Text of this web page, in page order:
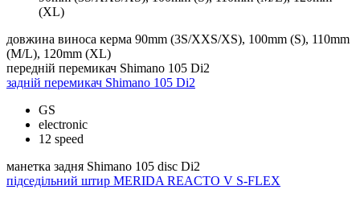
(XL)
довжина виноса керма 90mm (3S/XXS/XS), 100mm (S), 110mm
(M/L), 120mm (XL)
передній перемикач Shimano 105 Di2
задній перемикач Shimano 105 Di2
GS
electronic
12 speed
манетка задня Shimano 105 disc Di2
підседільний штир MERIDA REACTO V S-FLEX